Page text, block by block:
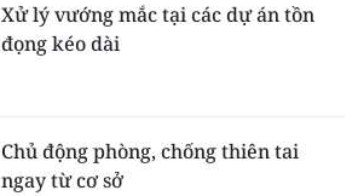
Xử lý vướng mắc tại các dự án tồn
đọng kéo dài
Chủ động phòng, chống thiên tai
ngay từ cơ sở